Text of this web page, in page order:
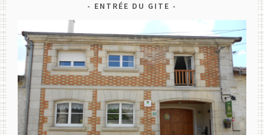
ENTRÉE DU GITE